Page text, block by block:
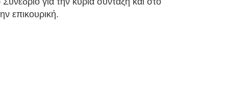
επικουρική.